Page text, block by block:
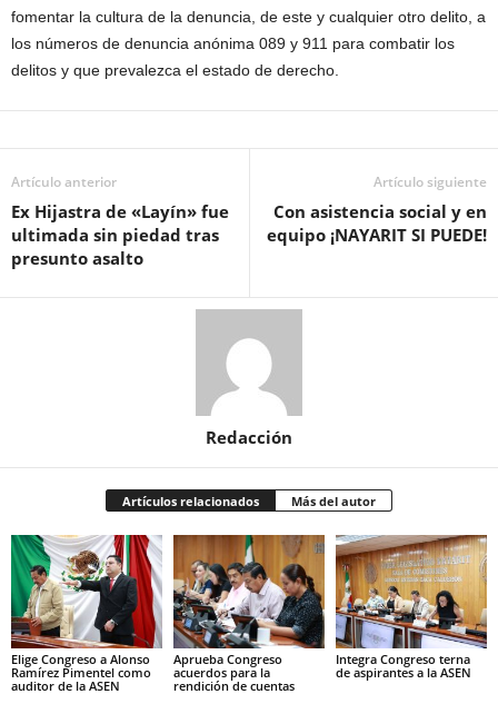
fomentar la cultura de la denuncia, de este y cualquier otro delito, a
los números de denuncia anónima 089 y 911 para combatir los
delitos y que prevalezca el estado de derecho.
Artículo anterior
Ex Hijastra de «Layín» fue
ultimada sin piedad tras
presunto asalto
Artículo siguiente
Con asistencia social y en
equipo ¡NAYARIT SI PUEDE!
Redacción
Artículos relacionados Más del autor
Elige Congreso a Alonso
Ramírez Pimentel como
auditor de la ASEN
Aprueba Congreso
acuerdos para la
rendición de cuentas
Integra Congreso terna
de aspirantes a la ASEN